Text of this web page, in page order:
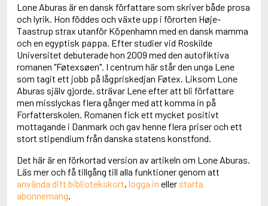
Adolfsson, Evert
Adolfsson, Gunnar
Adolfsson, Josefine
Adolfsson, Maria
Adolphsen, Peter
Lone Aburas är en dansk författare som skriver både prosa
och lyrik. Hon föddes och växte upp i förorten Høje-
Taastrup strax utanför Köpenhamn med en dansk mamma
och en egyptisk pappa. Efter studier vid Roskilde
Universitet debuterade hon 2009 med den autofiktiva
romanen "Føtexsøen". I centrum här står den unga Lene
som tagit ett jobb på lågpriskedjan Føtex. Liksom Lone
Aburas själv gjorde, strävar Lene efter att bli författare
men misslyckas flera gånger med att komma in på
Forfatterskolen. Romanen fick ett mycket positivt
mottagande i Danmark och gav henne flera priser och ett
stort stipendium från danska statens konstfond.
Det här är en förkortad version av artikeln om Lone Aburas.
Läs mer och få tillgång till alla funktioner genom att
använda ditt bibliotekskort, logga in eller starta
abonnemang